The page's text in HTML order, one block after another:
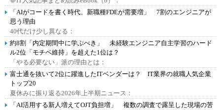
「AIがコードを書く時代、新職種FDEが需要増」 7割のエンジニアが
思う理由
40代だけ少し異なる：
約8割「内定期間中に学ぶべき」 未経験エンジニア自主学習のハード
ル2位「モチベ維持」を超えた1位は？
「やる必要ない」派の理由とは：
富士通を抜いて2位に躍進したITベンダーは？ IT業界の就職人気企業
トップ20
夏休みに振り返る2026年上半期ニュース：
「AI活用する新人増えてOJT負担増」 複数の調査で露呈した現場の苦